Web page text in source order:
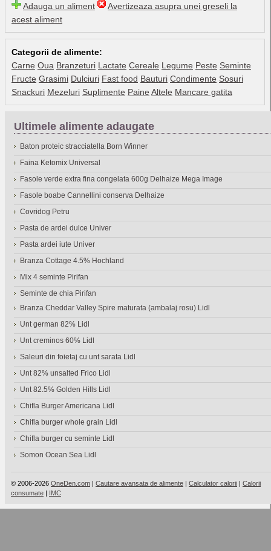
Adauga un aliment
Avertizeaza asupra unei greseli la
acest aliment
Categorii de alimente:
Carne Oua Branzeturi Lactate Cereale Legume Peste Seminte
Fructe Grasimi Dulciuri Fast food Bauturi Condimente Sosuri
Snackuri Mezeluri Suplimente Paine Altele Mancare gatita
Ultimele alimente adaugate
Baton proteic stracciatella Born Winner
Faina Ketomix Universal
Fasole verde extra fina congelata 600g Delhaize Mega Image
Fasole boabe Cannellini conserva Delhaize
Covridog Petru
Pasta de ardei dulce Univer
Pasta ardei iute Univer
Branza Cottage 4.5% Hochland
Mix 4 seminte Pirifan
Seminte de chia Pirifan
Branza Cheddar Valley Spire maturata (ambalaj rosu) Lidl
Unt german 82% Lidl
Unt creminos 60% Lidl
Saleuri din foietaj cu unt sarata Lidl
Unt 82% unsalted Frico Lidl
Unt 82.5% Golden Hills Lidl
Chifla Burger Americana Lidl
Chifla burger whole grain Lidl
Chifla burger cu seminte Lidl
Somon Ocean Sea Lidl
© 2006-2026 OneDen.com | Cautare avansata de alimente | Calculator calorii | Calorii
consumate | IMC